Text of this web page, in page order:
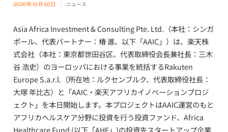
2020年10月30日 ニュース
Asia Africa Investment & Consulting Pte. Ltd.（本社：シンガ
ポール、代表パートナー：椿 進、以下「AAIC」）は、楽天株
式会社（本社：東京都世田谷区、代表取締役会長兼社長：三木
谷 浩史）のヨーロッパにおける事業を統括するRakuten
Europe S.a.r.l.（所在地：ルクセンブルク、代表取締役社長：
大塚 年比古）と「AAIC・楽天アフリカイノベーションプロジ
ェクト」を本日開始します。本プロジェクトはAAIC運営のもと
アフリカヘルスケア分野に投資を行う投資ファンド、Africa
Healthcare Fund (以下「AHF」)の投資先スタートアップ企業